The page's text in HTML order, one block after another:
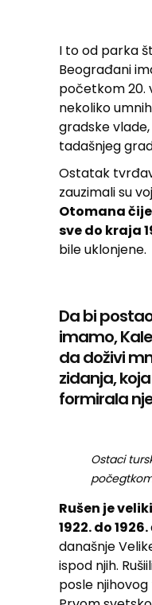
I to od parka
Beograđani
početkom 20.
nekoliko
gradske
tadašnjeg
Ostatak
zauzimali su
Otomana
sve do kraja
bile uklonjene.
Da bi
imamo,
da doživi
zidanja,
formirala
Ostaci
Rušen je
1922. do 1926.
današnje
ispod njih.
posle